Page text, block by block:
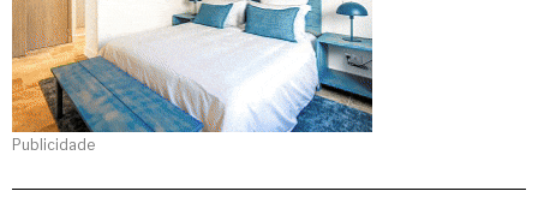
Publicidade